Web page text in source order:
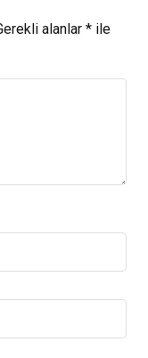
alanlar * ile